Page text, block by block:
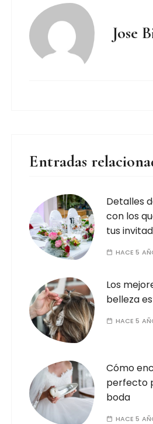
Jose
Entradas
Detalles
con los
tus
HACE 5
Los
belleza
HACE 5
Cómo
perfecto
boda
HACE 5